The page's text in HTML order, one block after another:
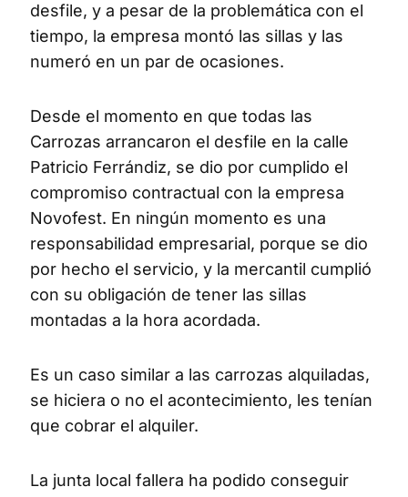
desfile, y a pesar de la problemática con el
tiempo, la empresa montó las sillas y las
numeró en un par de ocasiones.
Desde el momento en que todas las
Carrozas arrancaron el desfile en la calle
Patricio Ferrándiz, se dio por cumplido el
compromiso contractual con la empresa
Novofest. En ningún momento es una
responsabilidad empresarial, porque se dio
por hecho el servicio, y la mercantil cumplió
con su obligación de tener las sillas
montadas a la hora acordada.
Es un caso similar a las carrozas alquiladas,
se hiciera o no el acontecimiento, les tenían
que cobrar el alquiler.
La junta local fallera ha podido conseguir